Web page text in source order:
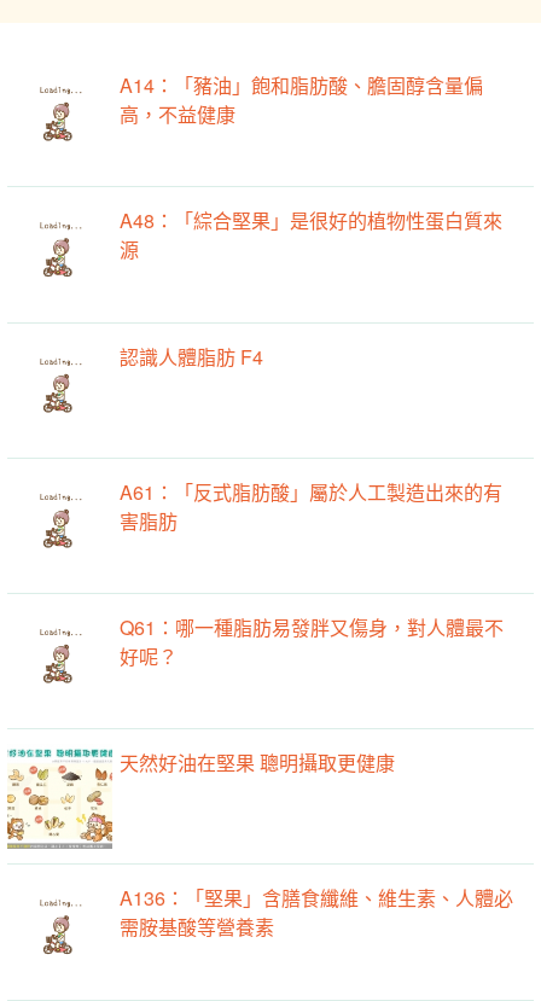
A14：「豬油」飽和脂肪酸、膽固醇含量偏
高，不益健康
A48：「綜合堅果」是很好的植物性蛋白質來
源
認識人體脂肪 F4
A61：「反式脂肪酸」屬於人工製造出來的有
害脂肪
Q61：哪一種脂肪易發胖又傷身，對人體最不
好呢？
天然好油在堅果 聰明攝取更健康
A136：「堅果」含膳食纖維、維生素、人體必
需胺基酸等營養素